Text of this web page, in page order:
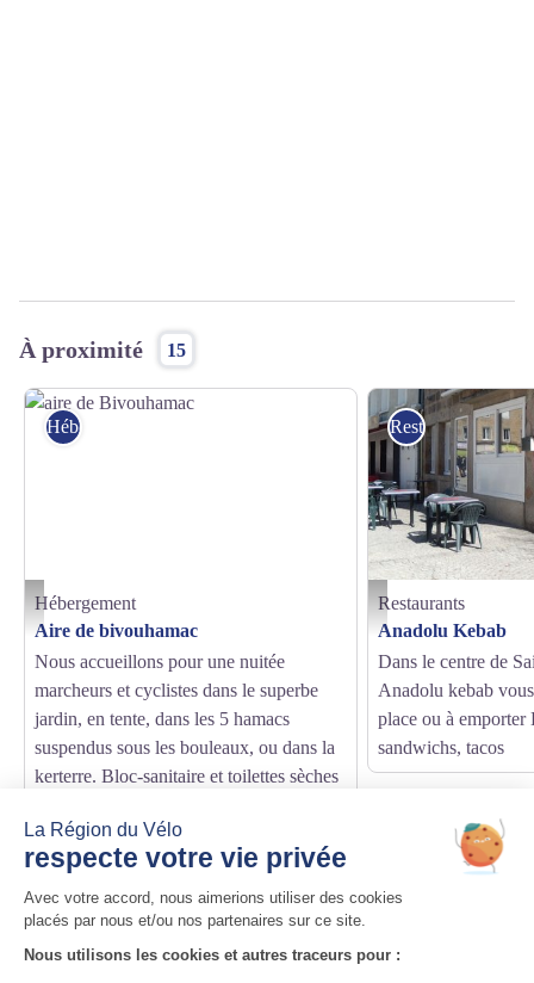
À proximité 15
aire de Bivouhamac - aire de Bivouhamac
Hébergement
Hébergement
Aire de bivouhamac
Nous accueillons pour une nuitée
marcheurs et cyclistes dans le superbe
jardin, en tente, dans les 5 hamacs
suspendus sous les bouleaux, ou dans la
kerterre. Bloc-sanitaire et toilettes sèches
Restaurants
Restaurants
Anadolu Kebab
Dans le centre de
Anadolu kebab
place ou à emporter
sandwichs, tacos